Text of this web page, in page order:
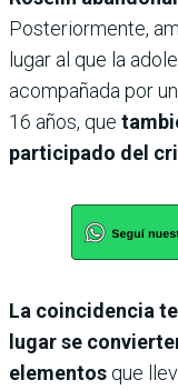
Posteriormente,
lugar al que la
acompañada por
16 años, que
participado del
La coincidencia
lugar se
elementos que